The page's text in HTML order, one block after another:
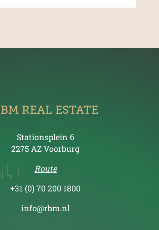
REAL ESTATE
Stationsplein 6
2275 AZ Voorburg
Route
+31 (0) 70 200 1800
info@rbm.nl